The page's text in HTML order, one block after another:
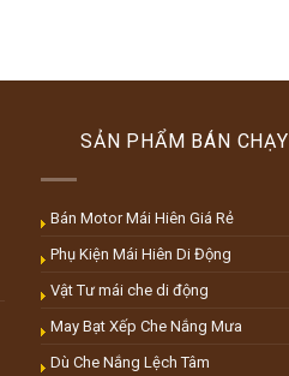
SẢN PHẨM BÁN CHẠY
Bán Motor Mái Hiên Giá Rẻ
Phụ Kiện Mái Hiên Di Động
Vật Tư mái che di động
May Bạt Xếp Che Nắng Mưa
Dù Che Nắng Lệch Tâm